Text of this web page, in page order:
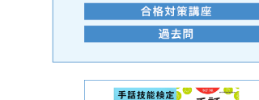
手話の言語学的特性に関する研究